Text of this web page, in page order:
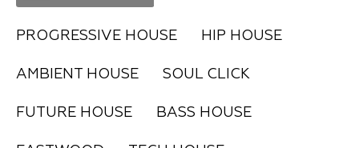
PROGRESSIVE HOUSE HIP HOUSE
AMBIENT HOUSE SOUL CLICK
FUTURE HOUSE BASS HOUSE